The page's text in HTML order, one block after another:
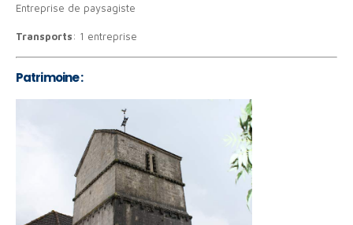
Entreprise de paysagiste
Transports: 1 entreprise
Patrimoine :